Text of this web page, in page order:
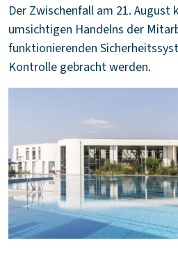
Der Zwischenfall am 21. August
umsichtigen Handelns der
funktionierenden
Kontrolle gebracht werden.